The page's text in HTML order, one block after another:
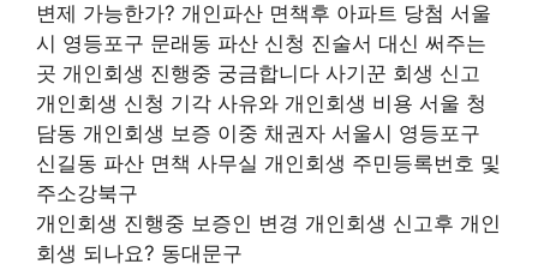
변제 가능한가? 개인파산 면책후 아파트 당첨 서울
시 영등포구 문래동 파산 신청 진술서 대신 써주는
곳 개인회생 진행중 궁금합니다 사기꾼 회생 신고
개인회생 신청 기각 사유와 개인회생 비용 서울 청
담동 개인회생 보증 이중 채권자 서울시 영등포구
신길동 파산 면책 사무실 개인회생 주민등록번호 및
주소강북구
개인회생 진행중 보증인 변경 개인회생 신고후 개인
회생 되나요? 동대문구